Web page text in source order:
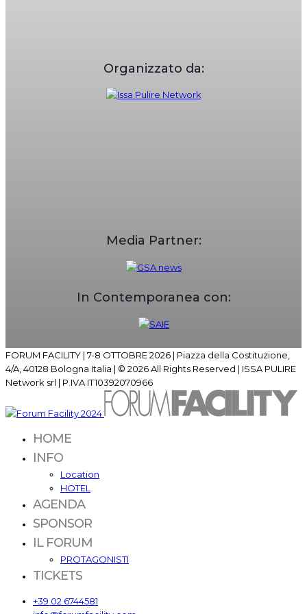
Organizzato da:
Media Partner:
In Contemporanea con:
FORUM FACILITY | 7-8 OTTOBRE 2026 | Piazza della Costituzione,
4/A, 40128 Bologna Italia | © 2026 All Rights Reserved | ISSA PULIRE
Network srl | P.IVA IT10392070966
HOME
INFO
Location
HOTEL
AGENDA
SPONSOR
IL FORUM
PROTAGONISTI
TICKETS
+39 02 6744581